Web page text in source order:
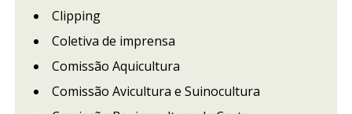
Clipping
Coletiva de imprensa
Comissão Aquicultura
Comissão Avicultura e Suinocultura